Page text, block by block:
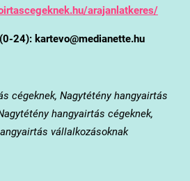
arajanlatkeres/
24): kartevo@medianette.hu
cégeknek, Nagytétény hangyairtás
hangyairtás cégeknek,
vállalkozásoknak